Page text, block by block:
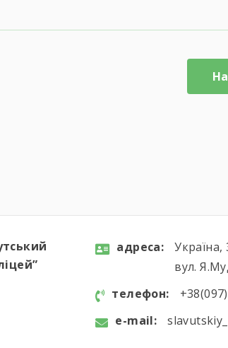
aдресa:
вул.
телефон:
e-mail: